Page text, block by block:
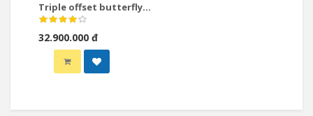
Triple offset butterfly
valve
32.900.000 đ